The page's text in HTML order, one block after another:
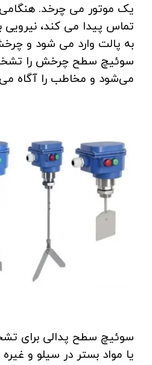
یک موتور می چرخد. هنگامی
تماس پیدا می کند، نیرویی
به پالت وارد می شود و
سوئیچ سطح چرخش را
می‌شود و مخاطب را آگاه
سوئیچ سطح پدالی برای
یا مواد بستر در سیلو و